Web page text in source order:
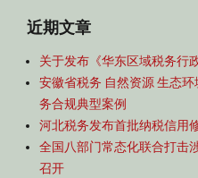
近期文章
关于发布《华东区域税务行
安徽省税务 自然资源 生态
务合规典型案例
河北税务发布首批纳税信用
全国八部门常态化联合打击
召开